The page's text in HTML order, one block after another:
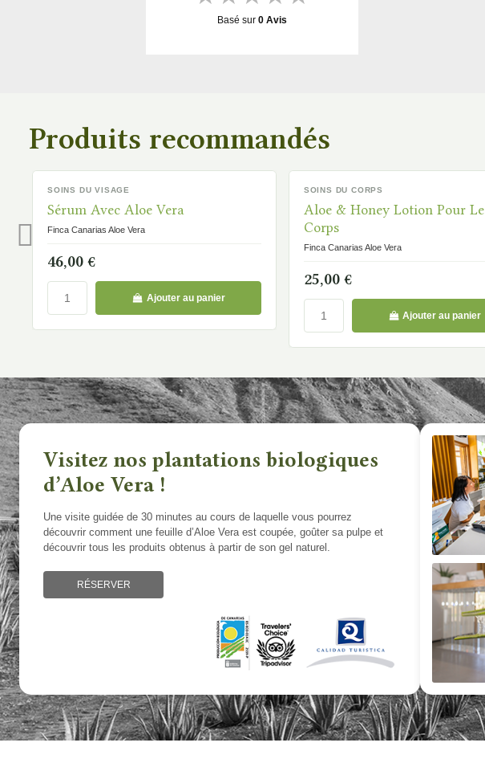
Basé sur 0 Avis
Produits recommandés
DISPONIBLE
SOINS DU VISAGE
Sérum Avec Aloe Vera
Finca Canarias Aloe Vera
46,00 €
Ajouter au panier
DISPONIBLE
SOINS DU CORPS
Aloe & Honey Lotion Pour Le
Corps
Finca Canarias Aloe Vera
25,00 €
Ajouter au panier
Visitez nos plantations biologiques
d’Aloe Vera !
Une visite guidée de 30 minutes au cours de laquelle vous pourrez
découvrir comment une feuille d’Aloe Vera est coupée, goûter sa pulpe et
découvrir tous les produits obtenus à partir de son gel naturel.
RÉSERVER